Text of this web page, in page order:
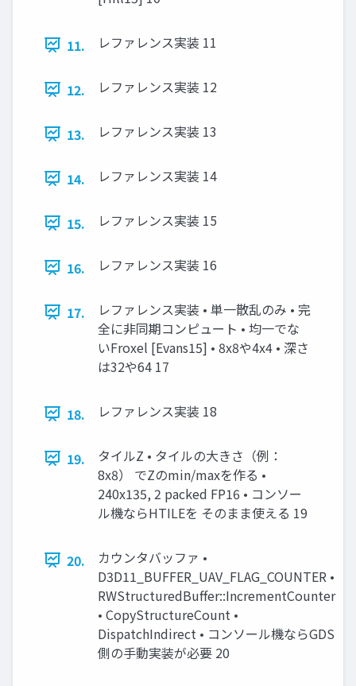
11. レファレンス実装 11
12. レファレンス実装 12
13. レファレンス実装 13
14. レファレンス実装 14
15. レファレンス実装 15
16. レファレンス実装 16
17.
レファレンス実装 • 単一散乱のみ • 完
全に非同期コンピュート • 均一でな
いFroxel [Evans15] • 8x8や4x4 • 深さ
は32や64 17
18. レファレンス実装 18
19.
タイルZ • タイルの大きさ（例：
8x8） でZのmin/maxを作る •
240x135, 2 packed FP16 • コンソー
ル機ならHTILEを そのまま使える 19
20.
カウンタバッファ •
D3D11_BUFFER_UAV_FLAG_COUNTER •
RWStructuredBuffer::IncrementCounter
• CopyStructureCount •
DispatchIndirect • コンソール機ならGDS
側の手動実装が必要 20